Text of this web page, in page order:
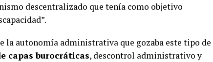
descentralizado que tenía como objetivo
la autonomía administrativa que gozaba este tipo de
capas burocráticas, descontrol administrativo y